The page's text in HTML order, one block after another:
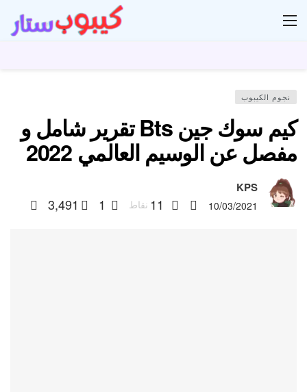
نجوم الكيبوب
كيم سوك جين Bts تقرير شامل و
مفصل عن الوسيم العالمي 2022
KPS
10/03/2021
11 نقاط 1
3,491